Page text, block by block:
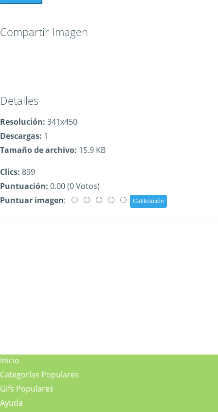
Compartir Imagen
Detalles
Resolución: 341x450
Descargas: 1
Tamaño de archivo: 15.9 KB
Clics: 899
Puntuación: 0.00 (0 Votos)
Puntuar imagen:
Inicio
Categorías Populares
Gifs Populares
Ayuda